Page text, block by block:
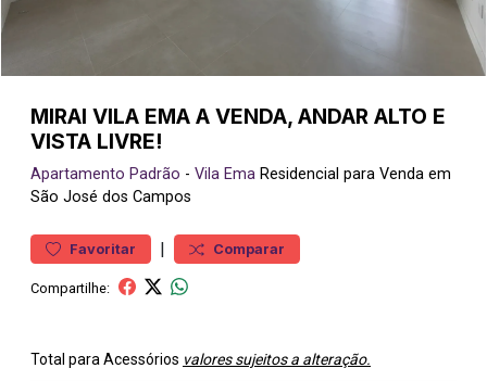
MIRAI VILA EMA A VENDA, ANDAR ALTO E
VISTA LIVRE!
Apartamento Padrão - Vila Ema Residencial para Venda em
São José dos Campos
Favoritar | Comparar
Compartilhe:
Total para Acessórios valores sujeitos a alteração.